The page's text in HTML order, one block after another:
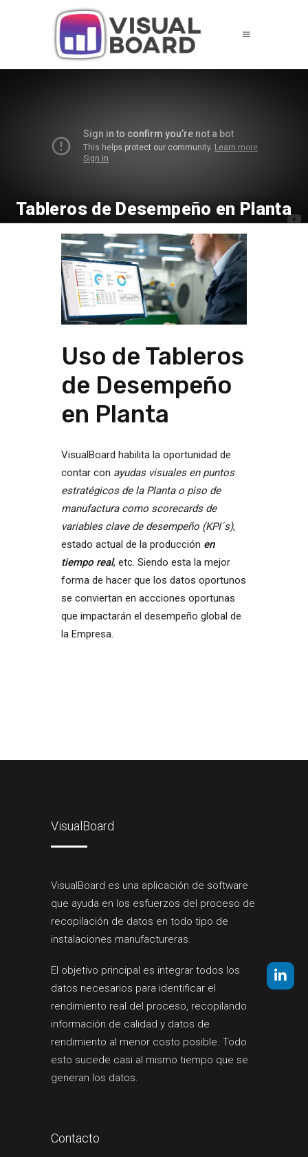
Tableros de Desempeño en Planta
Uso de Tableros
de Desempeño
en Planta
VisualBoard habilita la oportunidad de
contar con ayudas visuales en puntos
estratégicos de la Planta o piso de
manufactura como scorecards de
variables clave de desempeño (KPI´s),
estado actual de la producción en
tiempo real, etc. Siendo esta la mejor
forma de hacer que los datos oportunos
se conviertan en accciones oportunas
que impactarán el desempeño global de
la Empresa.
VisualBoard
VisualBoard es una aplicación de software
que ayuda en los esfuerzos del proceso de
recopilación de datos en todo tipo de
instalaciones manufactureras.
El objetivo principal es integrar todos los
datos necesarios para identificar el
rendimiento real del proceso, recopilando
información de calidad y datos de
rendimiento al menor costo posible. Todo
esto sucede casi al mismo tiempo que se
generan los datos.
Contacto